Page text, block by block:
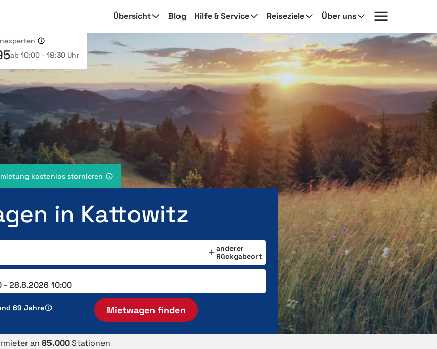
Übersicht Blog Hilfe & Service Reiseziele Über uns
ab 10:00 - 18:30 Uhr
kostenlos stornieren
in Kattowitz
anderer
Rückgabeort
69 Jahre Mietwagen finden
an 85.000Stationen